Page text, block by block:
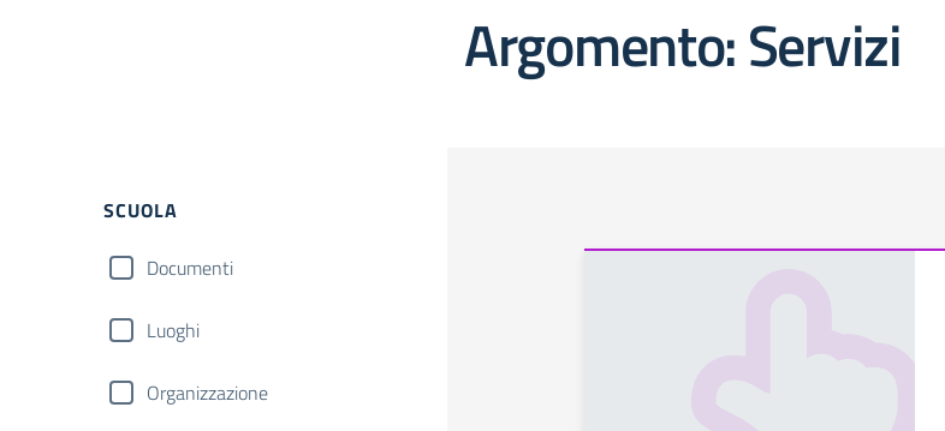
Argomento: Servizi
SCUOLA
Documenti
Luoghi
Organizzazione